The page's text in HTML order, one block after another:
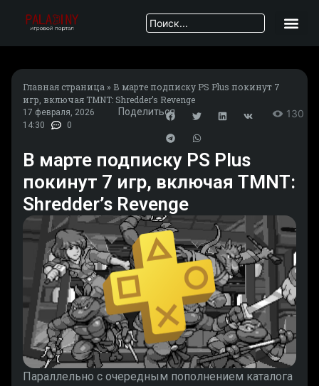
Главная страница » В марте подписку PS Plus покинут 7
игр, включая TMNT: Shredder’s Revenge
17 февраля, 2026
14:30
0
Поделиться 130
В марте подписку PS Plus
покинут 7 игр, включая TMNT:
Shredder’s Revenge
Параллельно с очередным пополнением каталога